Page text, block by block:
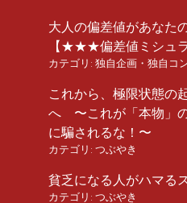
大人の偏差値があなた
【★★★偏差値ミシュ
カテゴリ: 独自企画・独自コ
これから、極限状態の
へ 〜これが「本物」
に騙されるな！〜
カテゴリ: つぶやき
貧乏になる人がハマる
カテゴリ: つぶやき